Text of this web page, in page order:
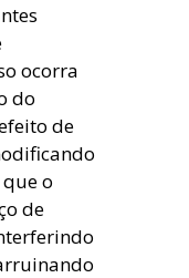
ocorra
do
de
o
de